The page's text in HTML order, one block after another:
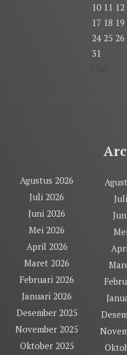
10 11 12
17 18 19
24 25 26
31
Agustus 2026
Juli 2026
Juni 2026
Mei 2026
April 2026
Maret 2026
Februari 2026
Januari 2026
Desember 2025
November 2025
Oktober 2025